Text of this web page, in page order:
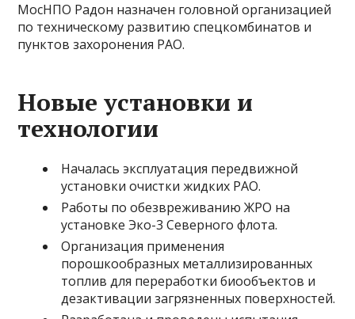
МосНПО Радон назначен головной организацией
по техническому развитию спецкомбинатов и
пунктов захоронения РАО.
Новые установки и
технологии
Началась эксплуатация передвижной
установки очистки жидких РАО.
Работы по обезвреживанию ЖРО на
установке Эко-3 Северного флота.
Организация применения
порошкообразных металлизированных
топлив для переработки биообъектов и
дезактивации загрязненных поверхностей.